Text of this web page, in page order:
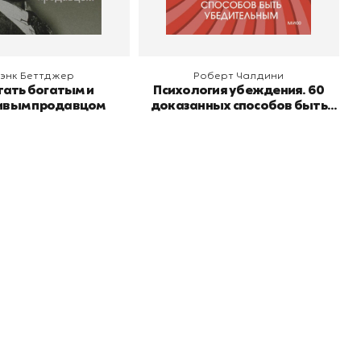
Беттджер
богатым и
продавцом
Роберт Чалдини
Психология убеждения. 60
доказанных способов быть